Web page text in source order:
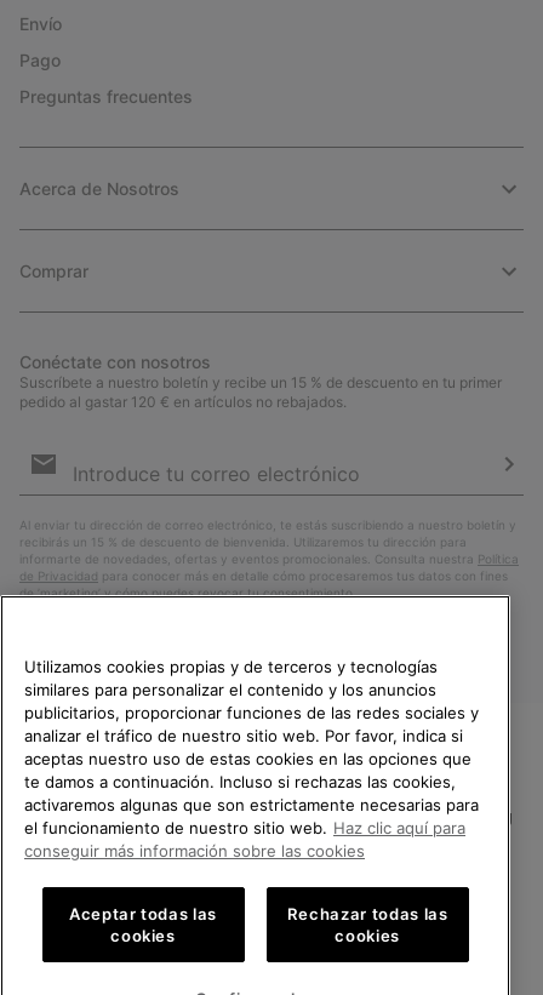
Envío
Pago
Preguntas frecuentes
Acerca de Nosotros
Comprar
Conéctate con nosotros
Suscríbete a nuestro boletín y recibe un 15 % de descuento en tu primer
pedido al gastar 120 € en artículos no rebajados.
de
Al enviar tu dirección de correo electrónico, te estás suscribiendo a nuestro boletín y
recibirás un 15 % de descuento de bienvenida. Utilizaremos tu dirección para
informarte de novedades, ofertas y eventos promocionales. Consulta nuestra Política
de Privacidad para conocer más en detalle cómo procesaremos tus datos con fines
de ’marketing’ y cómo puedes revocar tu consentimiento.
España
Política de Privacidad Condiciones De Uso Terminos de Venta
Cookies Impressum Public CBCR
TE DAMOS LA BIENVENIDA A
SOREL.
POR FAVOR, SELECCIONA TU
PAÍS.
Compras en línea disponibles
United States
Utilizamos cookies propias y de terceros y tecnologías
similares para personalizar el contenido y los anuncios
publicitarios, proporcionar funciones de las redes sociales y
analizar el tráfico de nuestro sitio web. Por favor, indica si
aceptas nuestro uso de estas cookies en las opciones que
te damos a continuación. Incluso si rechazas las cookies,
activaremos algunas que son estrictamente necesarias para
el funcionamiento de nuestro sitio web. Haz clic aquí para
conseguir más información sobre las cookies
Aceptar todas las
cookies
Rechazar todas las
cookies